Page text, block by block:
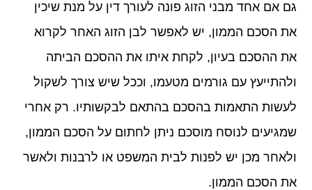
גם אם אחד מבני הזוג פונה לעורך דין על מנת שיכין
את הסכם הממון, יש לאפשר לבן הזוג האחר לקרוא
את ההסכם בעיון, לקחת איתו את ההסכם הביתה
ולהתייעץ עם גורמים מטעמו, וככל שיש צורך לשקול
לעשות התאמות בהסכם בהתאם לבקשותיו. רק אחרי
שמגיעים לנוסח מוסכם ניתן לחתום על הסכם הממון,
ולאחר מכן יש לפנות לבית המשפט או לרבנות ולאשר
את הסכם הממון.